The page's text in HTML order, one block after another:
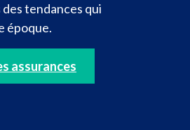
tendances qui
époque.
assurances